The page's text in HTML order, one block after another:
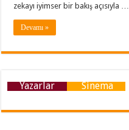
zekayı iyimser bir bakış açısıyla …
Devamı »
Yazarlar Sinema